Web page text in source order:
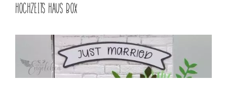
AM
HOCHZEITS HAUS BOX